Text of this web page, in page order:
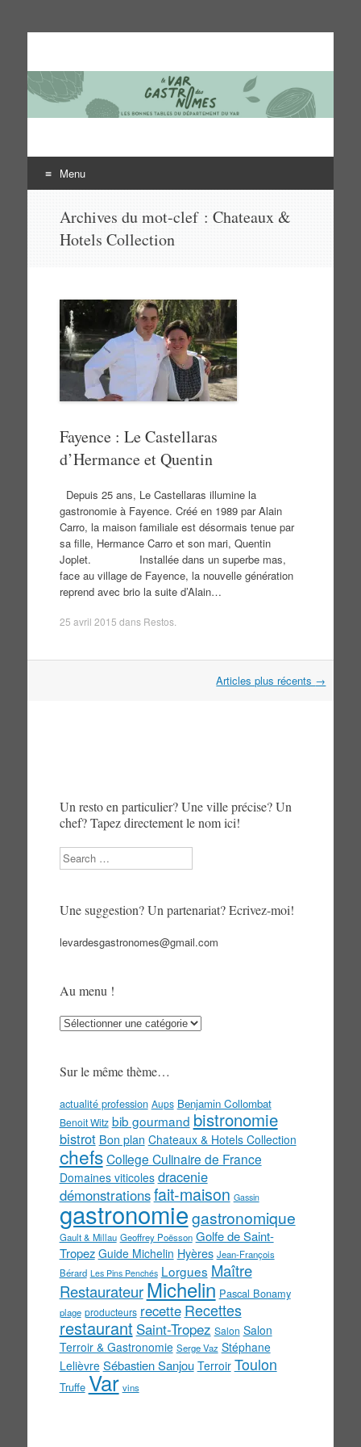
Le Var des gastronomes
Les bonnes tables du département du Var
Menu
contenu
Archives du mot-clef : Chateaux &
Hotels Collection
Fayence : Le Castellaras
d’Hermance et Quentin
Depuis 25 ans, Le Castellaras illumine la
gastronomie à Fayence. Créé en 1989 par Alain
Carro, la maison familiale est désormais tenue par
sa fille, Hermance Carro et son mari, Quentin
Joplet. Installée dans un superbe mas,
face au village de Fayence, la nouvelle génération
reprend avec brio la suite d’Alain…
25 avril 2015 dans Restos.
Articles plus récents →
Un resto en particulier? Une ville précise? Un
chef? Tapez directement le nom ici!
Search
Une suggestion? Un partenariat? Ecrivez-moi!
levardesgastronomes@gmail.com
Au menu !
Au
Sur le même thème…
actualité profession Aups Benjamin Collombat
Benoit Witz bib gourmand bistronomie
bistrot Bon plan Chateaux & Hotels Collection
chefs College Culinaire de France
Domaines viticoles dracenie
démonstrationsfait-maison Gassin
gastronomiegastronomique
Gault & Millau Geoffrey Poësson Golfe de Saint-
Tropez Guide Michelin Hyères Jean-François
Bérard Les Pins Penchés Lorgues Maître
Restaurateur Michelin Pascal Bonamy
plage producteurs recette Recettes
restaurant Saint-Tropez Salon Salon
Terroir & Gastronomie Serge Vaz Stéphane
Lelièvre Sébastien Sanjou Terroir Toulon
Truffe Var vins